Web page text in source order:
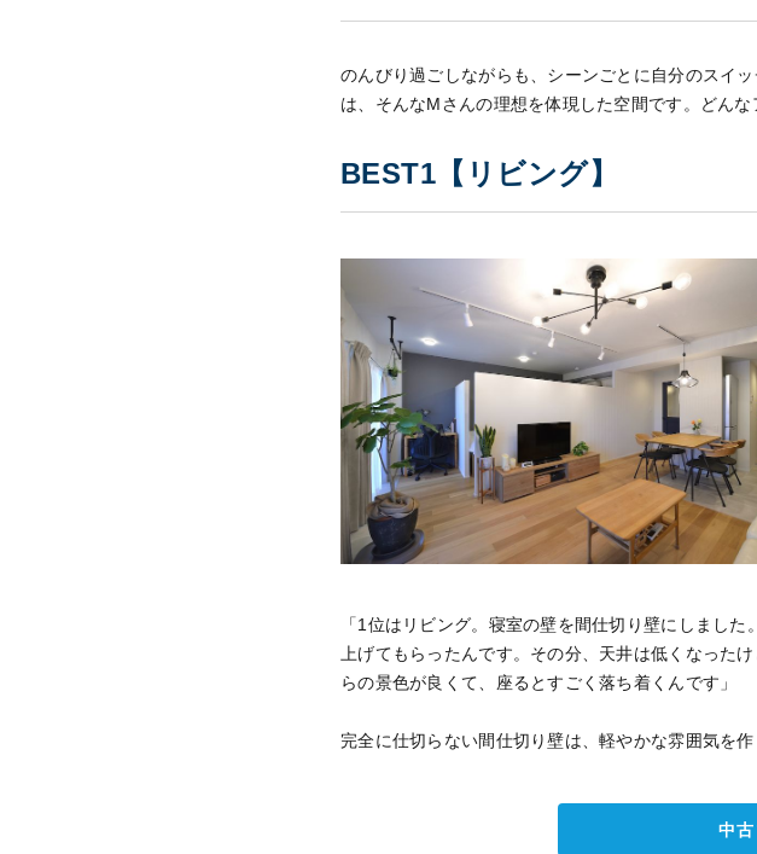
のんびり過ごしながらも、シーンごとに自分のスイ
は、そんなMさんの理想を体現した空間です。どん
BEST1【リビング】
「1位はリビング。寝室の壁を間仕切り壁にしまし
上げてもらったんです。その分、天井は低くなった
らの景色が良くて、座るとすごく落ち着くんです」
完全に仕切らない間仕切り壁は、軽やかな雰囲気を
中